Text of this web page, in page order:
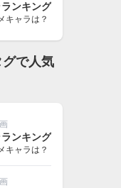
ンキング
キャラは？
グで人気
ンキング
キャラは？